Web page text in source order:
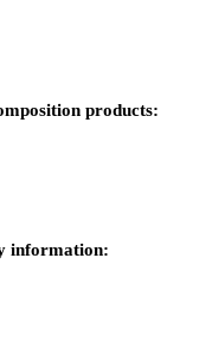
products:
information: